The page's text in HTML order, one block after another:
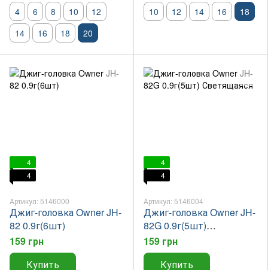
4 6 8 10
12
14
16 18 20
10 12 14 16 18
4
4
Артикул: 5146000
Джиг-головка Owner JH-
82 0.9г(6шт)
159 грн
Купить
4
4
Артикул: 5146004
Джиг-головка Owner JH-
82G 0.9г(5шт)
Светящаяся
159 грн
Купить